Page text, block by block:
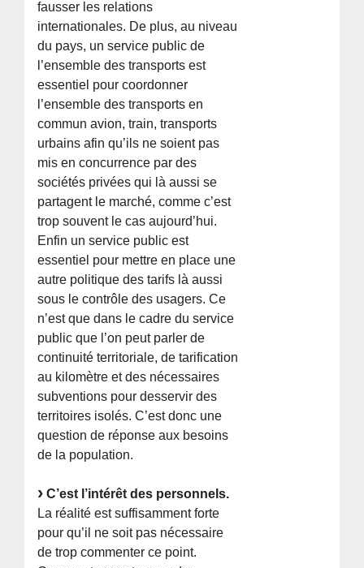
fausser les relations
internationales. De plus, au niveau
du pays, un service public de
l’ensemble des transports est
essentiel pour coordonner
l’ensemble des transports en
commun avion, train, transports
urbains afin qu’ils ne soient pas
mis en concurrence par des
sociétés privées qui là aussi se
partagent le marché, comme c’est
trop souvent le cas aujourd’hui.
Enfin un service public est
essentiel pour mettre en place une
autre politique des tarifs là aussi
sous le contrôle des usagers. Ce
n’est que dans le cadre du service
public que l’on peut parler de
continuité territoriale, de tarification
au kilomètre et des nécessaires
subventions pour desservir des
territoires isolés. C’est donc une
question de réponse aux besoins
de la population.
C’est l’intérêt des personnels.
La réalité est suffisamment forte
pour qu’il ne soit pas nécessaire
de trop commenter ce point.